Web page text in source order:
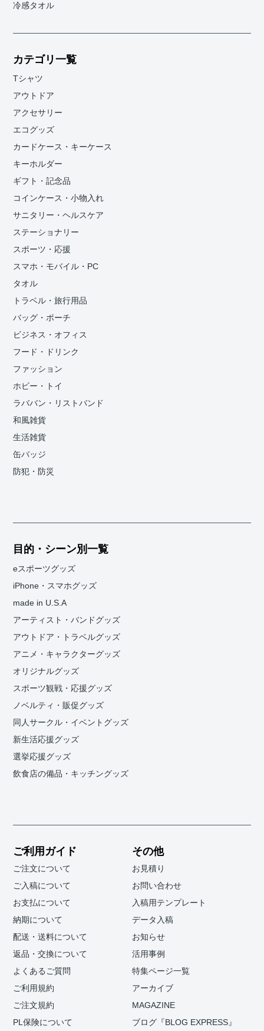
冷感タオル
カテゴリ一覧
Tシャツ
アウトドア
アクセサリー
エコグッズ
カードケース・キーケース
キーホルダー
ギフト・記念品
コインケース・小物入れ
サニタリー・ヘルスケア
ステーショナリー
スポーツ・応援
スマホ・モバイル・PC
タオル
トラベル・旅行用品
バッグ・ポーチ
ビジネス・オフィス
フード・ドリンク
ファッション
ホビー・トイ
ラババン・リストバンド
和風雑貨
生活雑貨
缶バッジ
防犯・防災
目的・シーン別一覧
eスポーツグッズ
iPhone・スマホグッズ
made in U.S.A
アーティスト・バンドグッズ
アウトドア・トラベルグッズ
アニメ・キャラクターグッズ
オリジナルグッズ
スポーツ観戦・応援グッズ
ノベルティ・販促グッズ
同人サークル・イベントグッズ
新生活応援グッズ
選挙応援グッズ
飲食店の備品・キッチングッズ
ご利用ガイド
ご注文について
ご入稿について
お支払について
納期について
配送・送料について
返品・交換について
よくあるご質問
ご利用規約
ご注文規約
PL保険について
その他
お見積り
お問い合わせ
入稿用テンプレート
データ入稿
お知らせ
活用事例
特集ページ一覧
アーカイブ
MAGAZINE
ブログ『BLOG EXPRESS』